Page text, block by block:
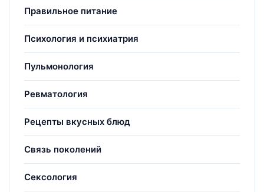
Правильное питание
Психология и психиатрия
Пульмонология
Ревматология
Рецепты вкусных блюд
Связь поколений
Сексология